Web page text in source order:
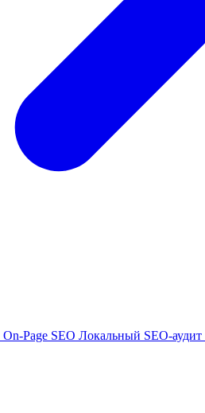
On-Page SEO Локальный SEO-аудит